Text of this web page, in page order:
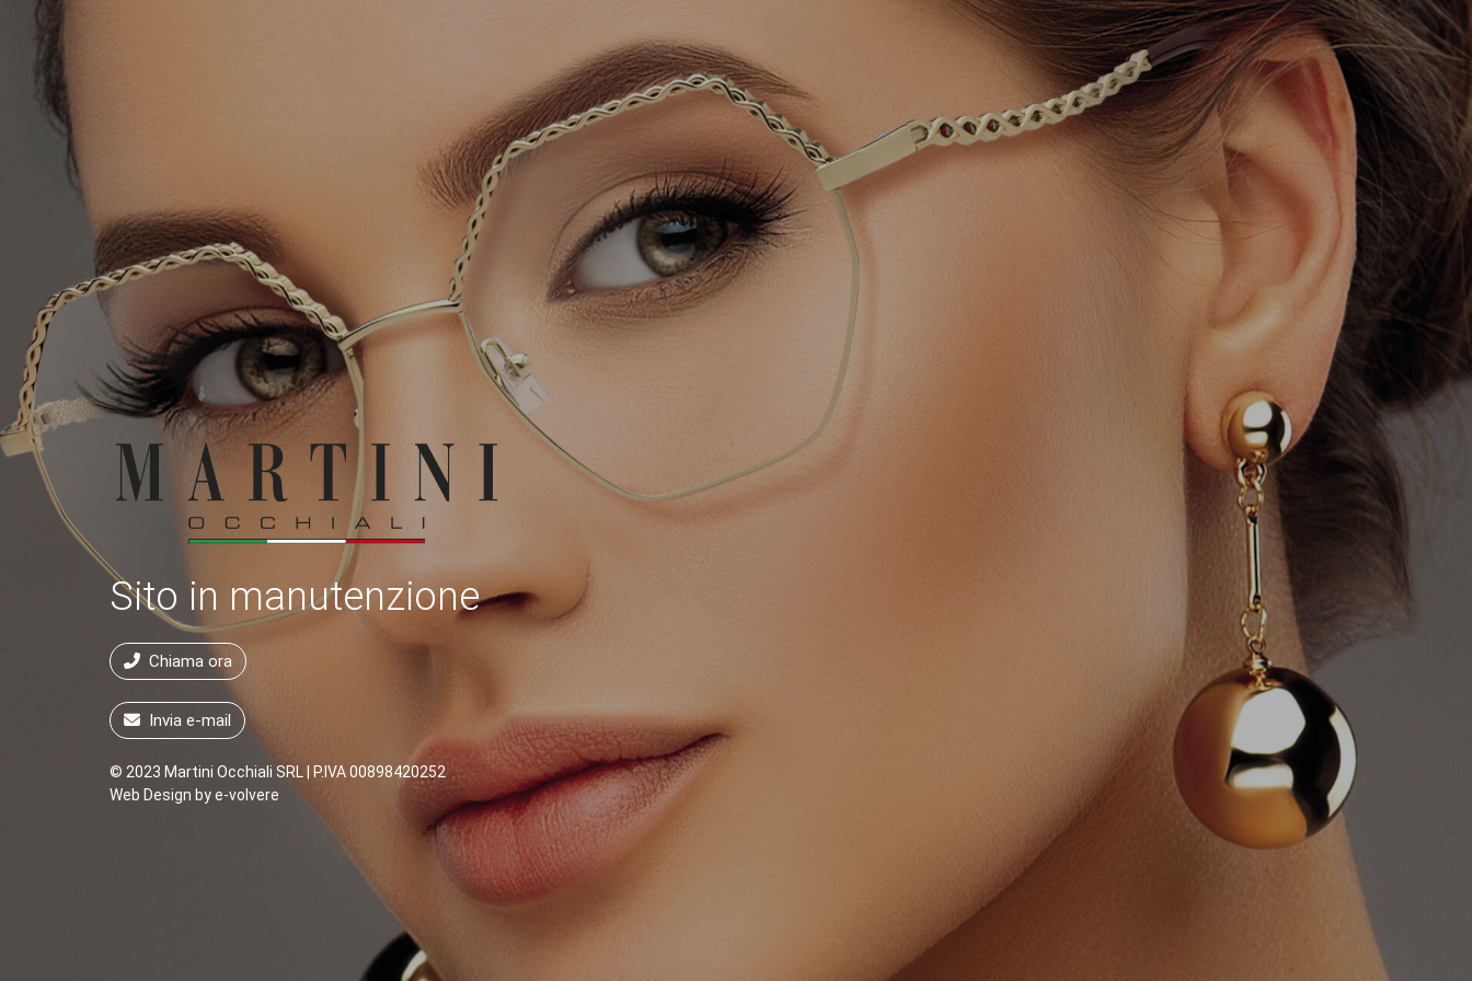
Sito in manutenzione
Chiama ora
Invia e-mail
© 2023 Martini Occhiali SRL | P.IVA 00898420252
Web Design bye-volvere